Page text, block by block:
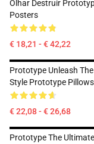
Olhar Destruir
Posters
€ 18,21 - € 42,22
Prototype Unleash
Style Prototype Pillows
€ 22,08 - € 26,68
Prototype The Ultimate